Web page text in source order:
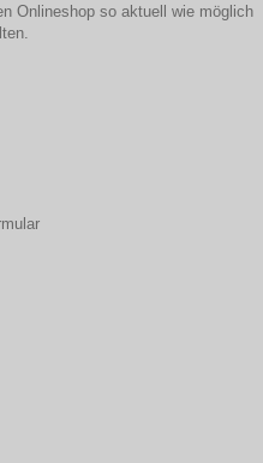
Onlineshop so aktuell wie möglich